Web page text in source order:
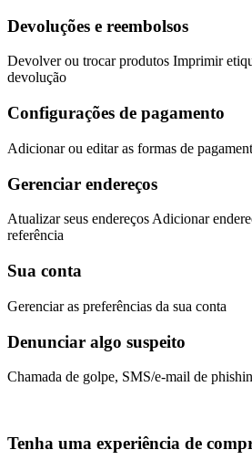
Devoluções e reembolsos
Devolver ou trocar produtos Imprimir
devolução
Configurações de pagamento
Adicionar ou editar as formas de
Gerenciar endereços
Atualizar seus endereços Adicionar
referência
Sua conta
Gerenciar as preferências da sua conta
Denunciar algo suspeito
Chamada de golpe, SMS/e-mail de
Tenha uma experiência de